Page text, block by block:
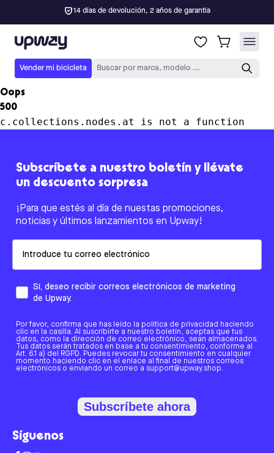
14 días de devolución, 2 años de garantía
Upway
Vender mi bicicleta Buscar por marca, modelo ...
Oops
500
c.collections.nodes.at is not a function
Subscríbete a nuestro boletín y llévate
un descuento sorpresa
¡Para que estés al día de nuestas promociones,
noticias y últimos lanzamientos en Upway!
Sí, deseo recibir correos electrónicos de marketing
de Upway.
Por favor, confirma que has leído la política de privacidad haciendo
clic en la casilla. Al suscribirte a nuestro boletín, aceptas que tus
datos, como la dirección de correo electrónico, sean almacenados.
Tus datos serán tratados en base a tu consentimiento, conforme al
Art. 6.1 a) del RGPD. Puedes revocar tu consentimiento en cualquier
momento haciendo clic en el enlace al final de nuestros correos
electrónicos o enviando un correo a support@upway.shop.
Subscríbete ahora
Síguenos